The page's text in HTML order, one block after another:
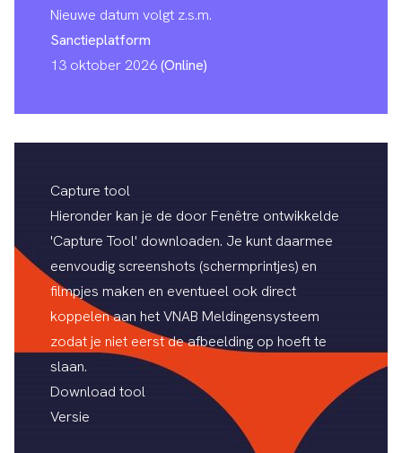
Nieuwe datum volgt z.s.m.
Sanctieplatform
13 oktober 2026(Online)
Capture tool
Hieronder kan je de door Fenêtre ontwikkelde
'Capture Tool' downloaden. Je kunt daarmee
eenvoudig screenshots (schermprintjes) en
filmpjes maken en eventueel ook direct
koppelen aan hetVNAB Meldingensysteem
zodat je niet eerst de afbeelding op hoeft te
slaan.
Download tool
Versie